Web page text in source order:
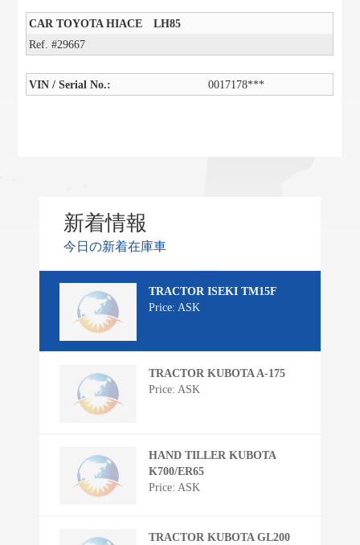
CAR TOYOTA HIACE LH85
Ref. #29667
VIN / Serial No.: 0017178***
新着情報
今日の新着在庫車
TRACTOR ISEKI TM15F
Price: ASK
TRACTOR KUBOTA A-175
Price: ASK
HAND TILLER KUBOTA
K700/ER65
Price: ASK
TRACTOR KUBOTA GL200